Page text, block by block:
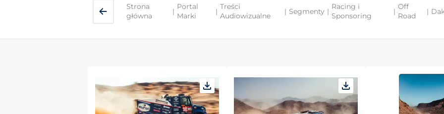
Strona
główna
|
Portal
Marki
|
Treści
Audiowizualne
| Segmenty |
Racing i
Sponsoring
|
Off
Road
|